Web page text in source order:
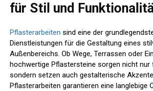
für Stil und
Pflasterarbeiten sind eine der
Dienstleistungen für die Gestaltung eines
Außenbereichs. Ob Wege, Terrassen oder
hochwertige Pflastersteine sorgen nicht nur
sondern setzen auch gestalterische
Pflasterarbeiten garantieren eine langlebige